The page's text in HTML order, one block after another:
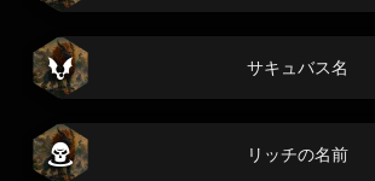
サキュバス名
リッチの名前